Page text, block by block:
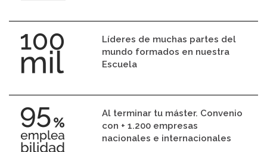
Líderes de muchas partes del
mundo formados en nuestra
Escuela
Al terminar tu máster. Convenio
con + 1.200 empresas
nacionales e internacionales